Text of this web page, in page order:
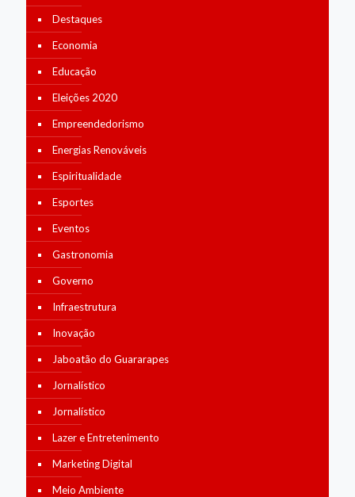
Destaques
Economia
Educação
Eleições 2020
Empreendedorismo
Energias Renováveis
Espiritualidade
Esportes
Eventos
Gastronomia
Governo
Infraestrutura
Inovação
Jaboatão do Guararapes
Jornalístico
Jornalístico
Lazer e Entretenimento
Marketing Digital
Meio Ambiente